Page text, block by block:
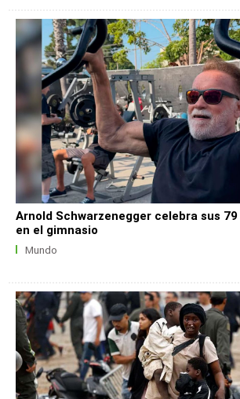
Arnold Schwarzenegger celebra sus
en el gimnasio
Mundo